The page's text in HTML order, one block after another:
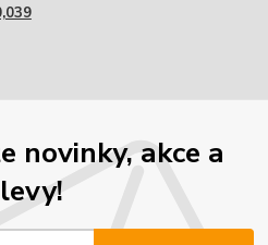
novinky, akce a